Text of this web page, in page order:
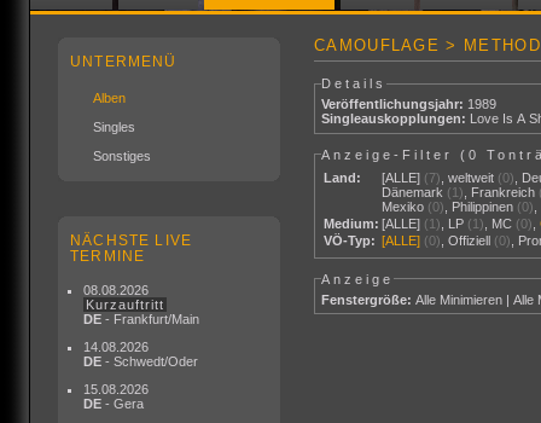
UNTERMENÜ
Alben
Singles
Sonstiges
NÄCHSTE LIVE
TERMINE
08.08.2026
Kurzauftritt
DE - Frankfurt/Main
14.08.2026
DE - Schwedt/Oder
15.08.2026
DE - Gera
CAMOUFLAGE >
Details
Veröffentlichungsjahr: 1989
Singleauskopplungen: Love Is A
Anzeige-Filter (0
Land:
[ALLE] (7) ,weltweit (0)
Dänemark (1) Frankreich
Mexiko (0) Philippinen (0)
Medium: [ALLE] (1) LP (1) MC (0) ,
VÖ-Typ: [ALLE] (0) ,Offiziell (0)
Anzeige
Fenstergröße: Alle Minimieren |Alle